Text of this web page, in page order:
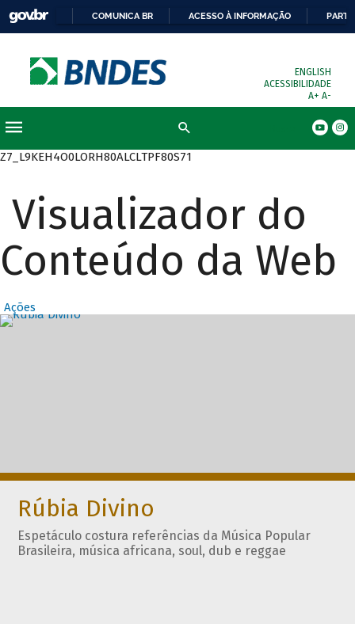
COMUNICA BR ACESSO À INFORMAÇÃO
ENGLISH
ACESSIBILIDADE
A+ A-
Z7_L9KEH4O0LORH80ALCLTPF80S71
Visualizador do
Conteúdo da Web
Ações
Destaques
Rúbia Divino
Espetáculo costura referências da Música Popular
Brasileira, música africana, soul, dub e reggae